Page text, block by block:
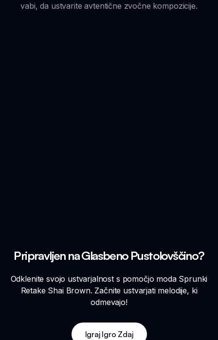
vabi, da ustvarite avtentične zvočne kompozicije.
Pripravljen na Glasbeno Pustolovščino?
Odklenite svojo ustvarjalnost s pomočjo moda Sprunki
Retake Shai Brown. Začnite ustvarjati melodije, ki
odmevajo!
Igraj Igro Zdaj